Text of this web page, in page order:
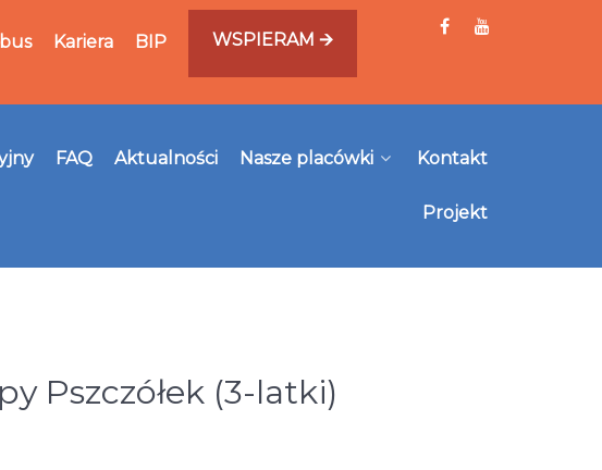
Kariera BIP WSPIERAM 🡪
FAQ Aktualności Nasze placówki Kontakt
Projekt
Pszczółek (3-latki)